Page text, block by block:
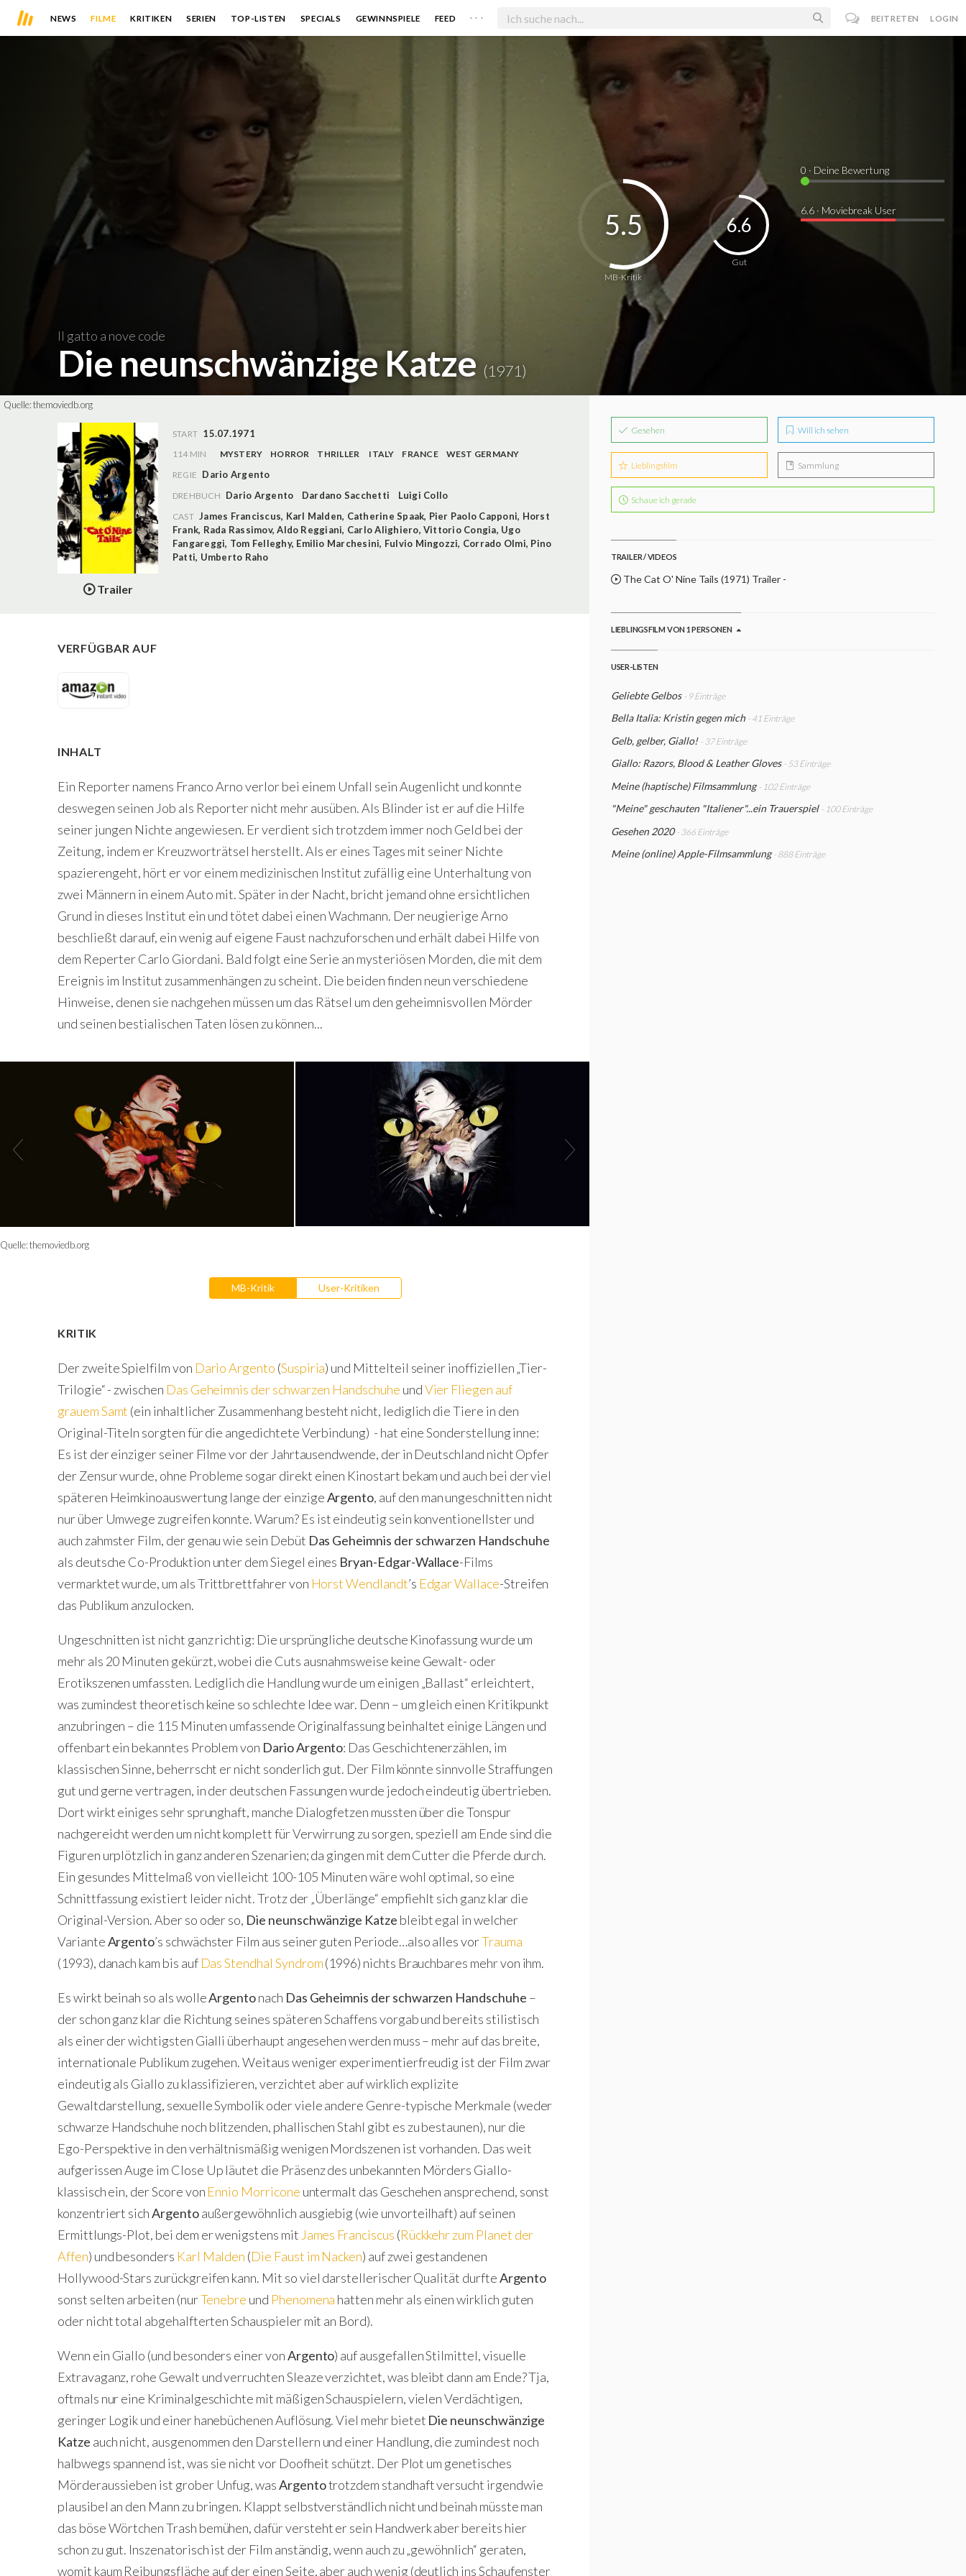
NEWS FILME KRITIKEN SERIEN TOP-LISTEN SPECIALS GEWINNSPIELE FEED . . . BEITRETEN LOGIN
Il gatto a nove code
Die neunschwänzige Katze (1971)
MB-Kritik
5.5
Gut
6.6
0 · Deine Bewertung
6.6 · Moviebreak User
Quelle:themoviedb.org
Trailer
START 15.07.1971
114 MIN MYSTERY HORROR THRILLER ITALY FRANCE
WEST GERMANY
REGIE Dario Argento
DREHBUCH Dario Argento Dardano Sacchetti Luigi Collo
CAST James Franciscus, Karl Malden, Catherine Spaak, Pier Paolo Capponi, Horst
Frank, Rada Rassimov,Aldo Reggiani, Carlo Alighiero, Vittorio Congia, Ugo
Fangareggi, Tom Felleghy, Emilio Marchesini, Fulvio Mingozzi, Corrado Olmi, Pino
Patti, Umberto Raho
VERFÜGBAR AUF
INHALT
Ein Reporter namens Franco Arno verlor bei einem Unfall sein Augenlicht und konnte
deswegen seinen Job als Reporter nicht mehr ausüben. Als Blinder ist er auf die Hilfe
seiner jungen Nichte angewiesen. Er verdient sich trotzdem immer noch Geld bei der
Zeitung, indem er Kreuzworträtsel herstellt. Als er eines Tages mit seiner Nichte
spazierengeht, hört er vor einem medizinischen Institut zufällig eine Unterhaltung von
zwei Männern in einem Auto mit. Später in der Nacht, bricht jemand ohne ersichtlichen
Grund in dieses Institut ein und tötet dabei einen Wachmann. Der neugierige Arno
beschließt darauf, ein wenig auf eigene Faust nachzuforschen und erhält dabei Hilfe von
dem Reperter Carlo Giordani. Bald folgt eine Serie an mysteriösen Morden, die mit dem
Ereignis im Institut zusammenhängen zu scheint. Die beiden finden neun verschiedene
Hinweise, denen sie nachgehen müssen um das Rätsel um den geheimnisvollen Mörder
und seinen bestialischen Taten lösen zu können...
Quelle:themoviedb.org
MB-Kritik User-Kritiken
KRITIK
Der zweite Spielfilm von Dario Argento (Suspiria) und Mittelteil seiner inoffiziellen „Tier-
Trilogie“ - zwischen Das Geheimnis der schwarzen Handschuhe undVier Fliegen auf
grauem Samt (ein inhaltlicher Zusammenhang besteht nicht, lediglich die Tiere in den
Original-Titeln sorgten für die angedichtete Verbindung) - hat eine Sonderstellung inne:
Es ist der einziger seiner Filme vor der Jahrtausendwende, der in Deutschland nicht Opfer
der Zensur wurde, ohne Probleme sogar direkt einen Kinostart bekam und auch bei der viel
späteren Heimkinoauswertung lange der einzigeArgento, auf den man ungeschnitten nicht
nur über Umwege zugreifen konnte. Warum? Es ist eindeutig sein konventionellster und
auch zahmster Film, der genau wie sein Debüt Das Geheimnis der schwarzen Handschuhe
als deutsche Co-Produktion unter dem Siegel eines Bryan-Edgar-Wallace-Films
vermarktet wurde, um als Trittbrettfahrer von Horst Wendlandt’s Edgar Wallace-Streifen
das Publikum anzulocken.
Ungeschnitten ist nicht ganz richtig: Die ursprüngliche deutsche Kinofassung wurde um
mehr als 20 Minuten gekürzt, wobei die Cuts ausnahmsweise keine Gewalt- oder
Erotikszenen umfassten. Lediglich die Handlung wurde um einigen „Ballast“ erleichtert,
was zumindest theoretisch keine so schlechte Idee war. Denn – um gleich einen Kritikpunkt
anzubringen – die 115 Minuten umfassende Originalfassung beinhaltet einige Längen und
offenbart ein bekanntes Problem von Dario Argento: Das Geschichtenerzählen, im
klassischen Sinne, beherrscht er nicht sonderlich gut. Der Film könnte sinnvolle Straffungen
gut und gerne vertragen, in der deutschen Fassungen wurde jedoch eindeutig übertrieben.
Dort wirkt einiges sehr sprunghaft, manche Dialogfetzen mussten über die Tonspur
nachgereicht werden um nicht komplett für Verwirrung zu sorgen, speziell am Ende sind die
Figuren urplötzlich in ganz anderen Szenarien; da gingen mit dem Cutter die Pferde durch.
Ein gesundes Mittelmaß von vielleicht 100-105 Minuten wäre wohl optimal, so eine
Schnittfassung existiert leider nicht. Trotz der „Überlänge“ empfiehlt sich ganz klar die
Original-Version. Aber so oder so, Die neunschwänzige Katze bleibt egal in welcher
VarianteArgento’s schwächster Film aus seiner guten Periode…also alles vorTrauma
(1993), danach kam bis auf Das Stendhal Syndrom(1996) nichts Brauchbares mehr von ihm.
Es wirkt beinah so als wolleArgentonach Das Geheimnis der schwarzen Handschuhe –
der schon ganz klar die Richtung seines späteren Schaffens vorgab und bereits stilistisch
als einer der wichtigsten Gialli überhaupt angesehen werden muss – mehr auf das breite,
internationale Publikum zugehen. Weitaus weniger experimentierfreudig ist der Film zwar
eindeutig als Giallo zu klassifizieren, verzichtet aber auf wirklich explizite
Gewaltdarstellung, sexuelle Symbolik oder viele andere Genre-typische Merkmale (weder
schwarze Handschuhe noch blitzenden, phallischen Stahl gibt es zu bestaunen), nur die
Ego-Perspektive in den verhältnismäßig wenigen Mordszenen ist vorhanden. Das weit
aufgerissen Auge im Close Up läutet die Präsenz des unbekannten Mörders Giallo-
klassisch ein, der Score von Ennio Morricone untermalt das Geschehen ansprechend, sonst
konzentriert sichArgentoaußergewöhnlich ausgiebig (wie unvorteilhaft) auf seinen
Ermittlungs-Plot, bei dem er wenigstens mit James Franciscus (Rückkehr zum Planet der
Affen) und besonders Karl Malden (Die Faust im Nacken) auf zwei gestandenen
Hollywood-Stars zurückgreifen kann. Mit so viel darstellerischer Qualität durfteArgento
sonst selten arbeiten (nurTenebre und Phenomena hatten mehr als einen wirklich guten
oder nicht total abgehalfterten Schauspieler mit an Bord).
Wenn ein Giallo (und besonders einer vonArgento) auf ausgefallen Stilmittel, visuelle
Extravaganz, rohe Gewalt und verruchten Sleaze verzichtet, was bleibt dann am Ende? Tja,
oftmals nur eine Kriminalgeschichte mit mäßigen Schauspielern, vielen Verdächtigen,
geringer Logik und einer hanebüchenen Auflösung. Viel mehr bietet Die neunschwänzige
Katze auch nicht, ausgenommen den Darstellern und einer Handlung, die zumindest noch
halbwegs spannend ist, was sie nicht vor Doofheit schützt. Der Plot um genetisches
Mörderaussieben ist grober Unfug, wasArgentotrotzdem standhaft versucht irgendwie
plausibel an den Mann zu bringen. Klappt selbstverständlich nicht und beinah müsste man
das böse Wörtchen Trash bemühen, dafür versteht er sein Handwerk aber bereits hier
schon zu gut. Inszenatorisch ist der Film anständig, wenn auch zu „gewöhnlich“ geraten,
womit kaum Reibungsfläche auf der einen Seite, aber auch wenig (deutlich ins Schaufenster
Gesehen Will ich sehen
Lieblingsfilm Sammlung
Schaue ich gerade
TRAILER / VIDEOS
The Cat O' Nine Tails (1971) Trailer -
LIEBLINGSFILM VON 1 PERSONEN
USER-LISTEN
Geliebte Gelbos - 9 Einträge
Bella Italia: Kristin gegen mich - 41 Einträge
Gelb, gelber, Giallo! - 37 Einträge
Giallo: Razors, Blood & Leather Gloves - 53 Einträge
Meine (haptische) Filmsammlung - 102 Einträge
"Meine" geschauten "Italiener"...ein Trauerspiel - 100 Einträge
Gesehen 2020 - 366 Einträge
Meine (online) Apple-Filmsammlung - 888 Einträge